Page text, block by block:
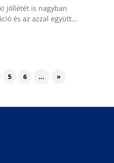
jóllétét is nagyban
és az azzal együtt...
5 6 ... »